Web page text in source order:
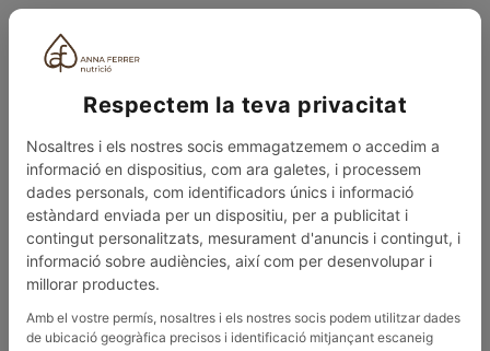
CAT
MENÚ 0
14/03/2022
Respectem la teva privacitat
Nosaltres i els nostres socis emmagatzemem o accedim a
informació en dispositius, com ara galetes, i processem
dades personals, com identificadors únics i informació
estàndard enviada per un dispositiu, per a publicitat i
contingut personalitzats, mesurament d'anuncis i contingut, i
informació sobre audiències, així com per desenvolupar i
millorar productes.
Amb el vostre permís, nosaltres i els nostres socis podem utilitzar dades
de ubicació geogràfica precisos i identificació mitjançant escaneig